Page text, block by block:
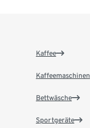
Kaffee
Kaffeemaschinen
Bettwäsche
Sportgeräte